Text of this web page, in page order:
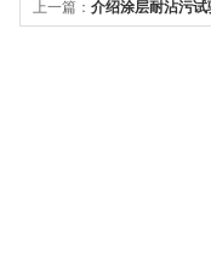
上一篇： 介绍涂层耐沾污